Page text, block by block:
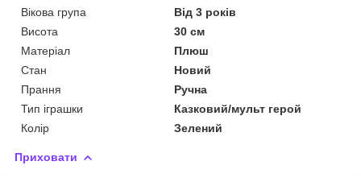
Вікова група
Від 3 років
Висота
30 см
Матеріал
Плюш
Стан
Новий
Прання
Ручна
Тип іграшки
Казковий/мульт герой
Колір
Зелений
Приховати